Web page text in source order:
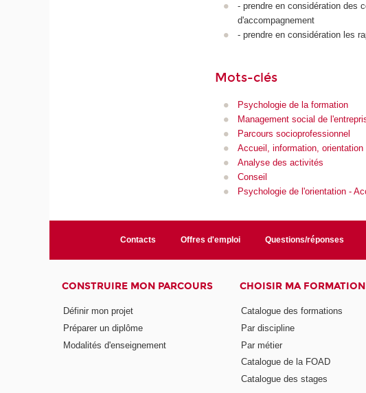
- prendre en considération des
d'accompagnement
- prendre en considération les
Mots-clés
Psychologie de la formation
Management social de
Parcours socioprofessionnel
Accueil, information, orientation
Analyse des activités
Conseil
Psychologie de l'orientation -
Contacts Offres d'emploi Questions/réponses
CONSTRUIRE MON PARCOURS
Définir mon projet
Préparer un diplôme
Modalités d'enseignement
CHOISIR MA FORMATION
Catalogue des formations
Par discipline
Par métier
Catalogue de la FOAD
Catalogue des stages